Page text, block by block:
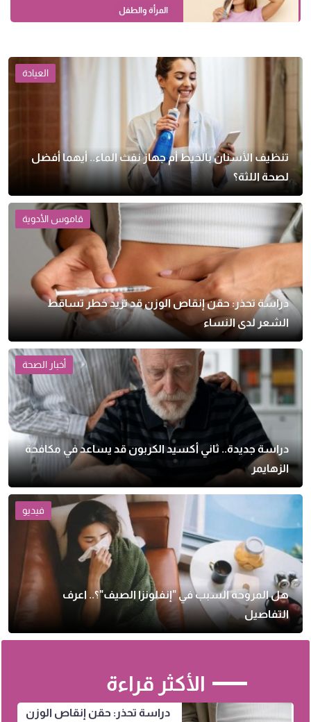
المرأة والطفل
العيادة
تنظيف الأسنان بالخيط أم جهاز نفث الماء.. أيهما أفضل
لصحة اللثة؟
قاموس الأدوية
دراسة تحذر: حقن إنقاص الوزن قد تزيد خطر تساقط
الشعر لدى النساء
أخبار الصحة
دراسة جديدة.. ثاني أكسيد الكربون قد يساعد في مكافحة
الزهايمر
فيديو
هل المروحة السبب في "إنفلونزا الصيف"؟.. اعرف
التفاصيل
الأكثر قراءة
دراسة تحذر: حقن إنقاص الوزن